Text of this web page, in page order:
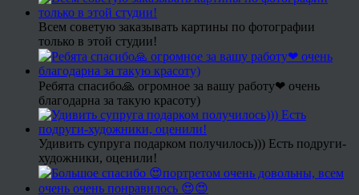
Всем советую заказывать картины по фотографии
только в этой студии!
Ребята спасибо🙏 огромное за вашу работу❤ очень
благодарна за такую красоту)
Удивить супруга подарком получилось))) Есть подруги-
художники, оценили!